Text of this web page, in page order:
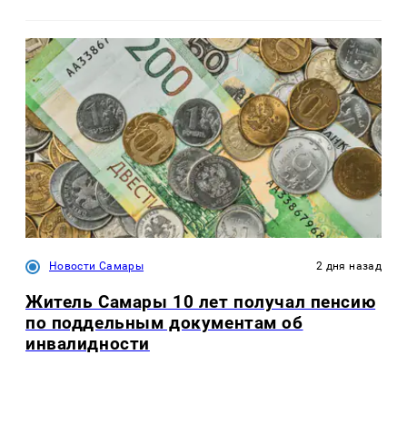
Новости Самары 2 дня назад
Житель Самары 10 лет получал пенсию
по поддельным документам об
инвалидности